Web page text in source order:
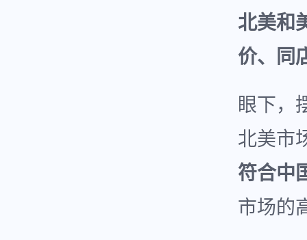
北美和
价、同
眼下，
北美市
符合中
市场的